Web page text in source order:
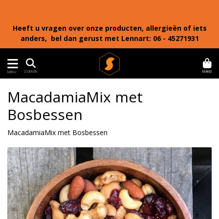
Heeft u vragen over onze producten, allergieën of iets
anders, bel dan gerust met Lennart: 06 - 45271931
MENU ZOEKEN MAND
MacadamiaMix met
Bosbessen
MacadamiaMix met Bosbessen